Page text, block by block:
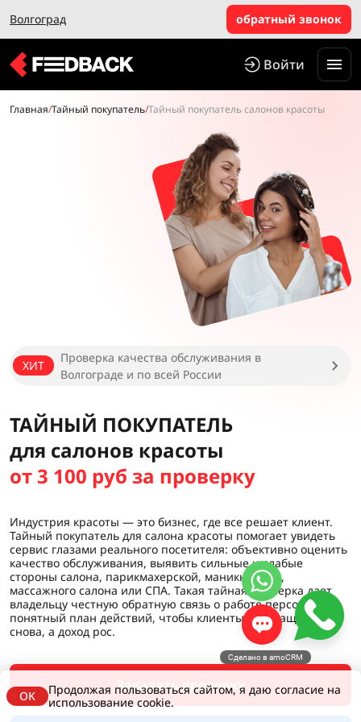
Волгоград обратный звонок
Войти
Главная/Тайный покупатель/Тайный покупатель салонов красоты
ХИТ
Проверка качества обслуживания в
Волгограде и по всей России
ТАЙНЫЙ ПОКУПАТЕЛЬ
для салонов красоты
от 3 100 руб за проверку
Индустрия красоты — это бизнес, где все решает клиент.
Тайный покупатель для салона красоты помогает увидеть
сервис глазами реального посетителя: объективно оценить
качество обслуживания, выявить сильные и слабые
стороны салона, парикмахерской, маникюрного,
массажного салона или СПА. Такая тайная проверка дает
владельцу честную обратную связь о работе персонала и
понятный план действий, чтобы клиенты возвращались
снова, а доход рос.
Заказать проверку
OK
Продолжая пользоваться сайтом, я даю согласие на
использование cookie.
Сделано в amoCRM